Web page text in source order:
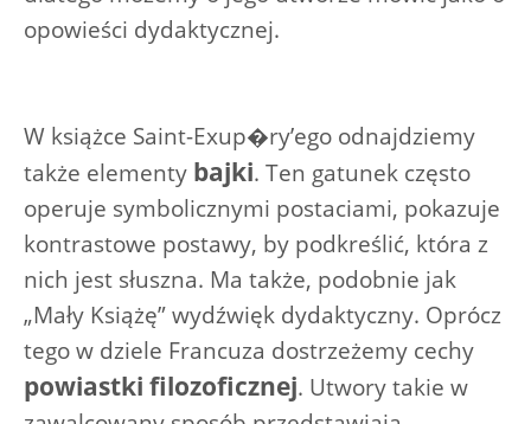
opowieści dydaktycznej.
W książce Saint-Exup�ry’ego odnajdziemy
także elementy bajki. Ten gatunek często
operuje symbolicznymi postaciami, pokazuje
kontrastowe postawy, by podkreślić, która z
nich jest słuszna. Ma także, podobnie jak
„Mały Książę” wydźwięk dydaktyczny. Oprócz
tego w dziele Francuza dostrzeżemy cechy
powiastki filozoficznej. Utwory takie w